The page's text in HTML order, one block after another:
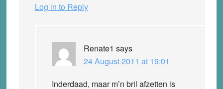
Log in to Reply
Renate1 says
24 August 2011 at 19:01
Inderdaad, maar m’n bril afzetten is